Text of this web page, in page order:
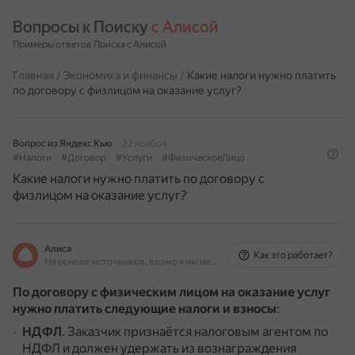
Вопросы к Поиску с Алисой
Примеры ответов Поиска с Алисой
Главная / Экономика и финансы / Какие налоги нужно платить
по договору с физлицом на оказание услуг?
Вопрос из Яндекс Кью
22 ноября
#Налоги
#Договор #Услуги #ФизическоеЛицо
Какие налоги нужно платить по договору с
физлицом на оказание услуг?
Алиса
На основе источников, возможны неточности
Как это работает?
По договору с физическим лицом на оказание услуг
нужно платить следующие налоги и взносы:
НДФЛ. Заказчик признаётся налоговым агентом по
НДФЛ и должен удержать из вознаграждения